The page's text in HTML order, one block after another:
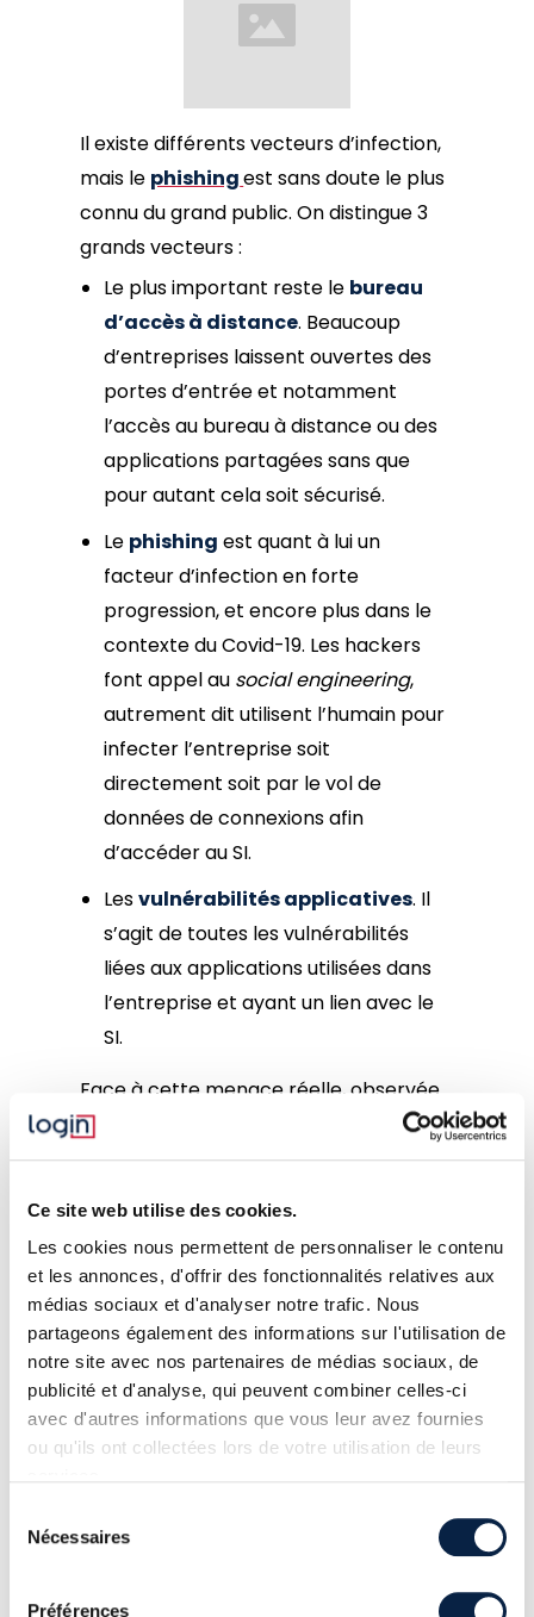
Ce site web utilise des cookies.
Les cookies nous permettent de personnaliser le contenu
et les annonces, d'offrir des fonctionnalités relatives aux
médias sociaux et d'analyser notre trafic. Nous
partageons également des informations sur l'utilisation de
notre site avec nos partenaires de médias sociaux, de
publicité et d'analyse, qui peuvent combiner celles-ci
avec d'autres informations que vous leur avez fournies
ou qu'ils ont collectées lors de votre utilisation de leurs
Nécessaires
Préférences
Il existe différents vecteurs d’infection,
mais le phishingest sans doute le plus
connu du grand public. On distingue 3
grands vecteurs :
Le plus important reste le bureau
d’accès à distance. Beaucoup
d’entreprises laissent ouvertes des
portes d’entrée et notamment
l’accès au bureau à distance ou des
applications partagées sans que
pour autant cela soit sécurisé.
Le phishing est quant à lui un
facteur d’infection en forte
progression, et encore plus dans le
contexte du Covid-19. Les hackers
font appel au social engineering,
autrement dit utilisent l’humain pour
infecter l’entreprise soit
directement soit par le vol de
données de connexions afin
d’accéder au SI.
Lesvulnérabilités applicatives. Il
s’agit de toutes les vulnérabilités
liées aux applications utilisées dans
l’entreprise et ayant un lien avec le
SI.
Face à cette menace réelle, observée
quasi quotidiennement, il existe des
façons de se protéger efficacement.
Ransomware :
comment se
protéger
efficacement ?
serons-nous. Ainsi, la responsabilité des